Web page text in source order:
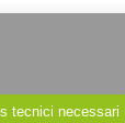
tecnici necessari